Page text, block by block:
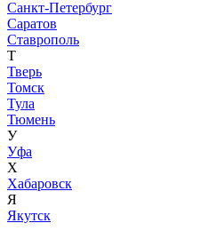
Санкт-Петербург
Саратов
Ставрополь
Т
Тверь
Томск
Тула
Тюмень
У
Уфа
Х
Хабаровск
Я
Якутск